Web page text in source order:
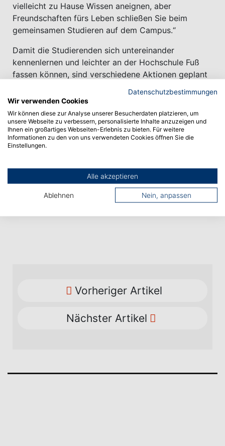
vielleicht zu Hause Wissen aneignen, aber
Freundschaften fürs Leben schließen Sie beim
gemeinsamen Studieren auf dem Campus.“
Damit die Studierenden sich untereinander
kennenlernen und leichter an der Hochschule Fuß
fassen können, sind verschiedene Aktionen geplant
Erstsemester an diesem Mittwoch. Hier können die
neuen Studierenden in lockerer Atmosphäre
zusammenkommen, sich an Foodtrucks mit Essen
und Getränken versorgen und sich über wichtige
Fragen zum Studienstart informieren. Einen
Verfasste Studierendenschaft und der Verein
Studenteninitiative Albstadt (SIA). Um einen Beitrag
zum Energiesparen zu leisten, bleibt der Freitag an
Vorheriger Artikel
Nächster Artikel
Datenschutzbestimmungen
Wir verwenden Cookies
Wir können diese zur Analyse unserer Besucherdaten platzieren, um
unsere Webseite zu verbessern, personalisierte Inhalte anzuzeigen und
Ihnen ein großartiges Webseiten-Erlebnis zu bieten. Für weitere
Informationen zu den von uns verwendeten Cookies öffnen Sie die
Einstellungen.
Alle akzeptieren
Ablehnen Nein, anpassen